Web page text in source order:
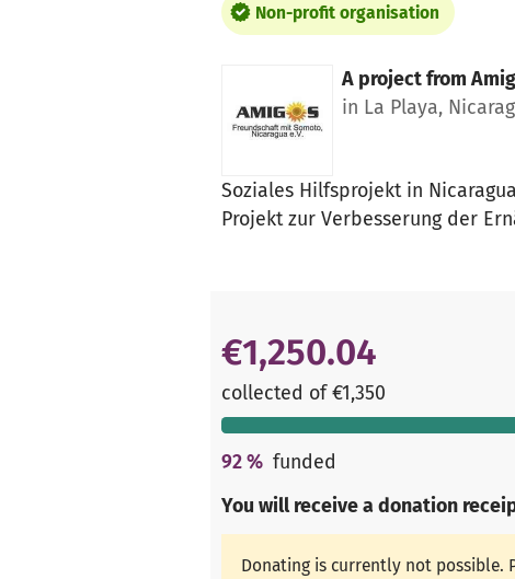
Non-profit organisation
A project from
in La Playa,
Soziales Hilfsprojekt in
Projekt zur Verbesserung der
€1,250.04
collected of €1,350
92% funded
You will receive a donation
Donating is currently not possible.